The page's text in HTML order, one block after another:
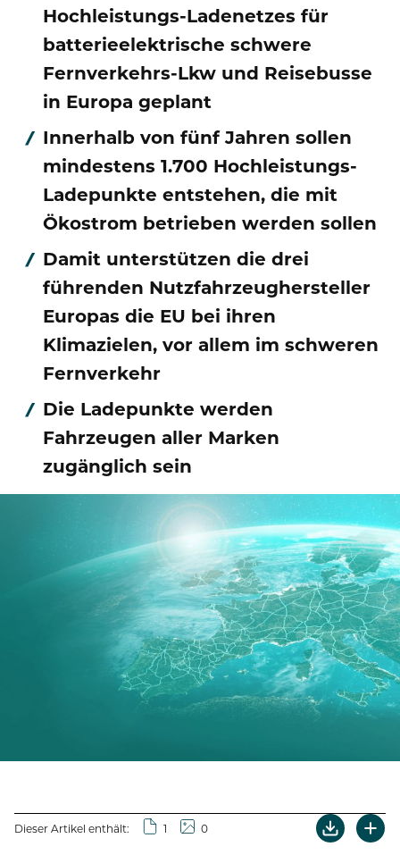
Hauptversammlung
Kontakt & Service
Hinweisgebersystem
Professionals
Absolventen
Datenschutzhinweise
Hochleistungs-Ladenetzes für
batterieelektrische schwere
Fernverkehrs-Lkw und Reisebusse
in Europa geplant
Innerhalb von fünf Jahren sollen
mindestens 1.700 Hochleistungs-
Ladepunkte entstehen, die mit
Ökostrom betrieben werden sollen
Damit unterstützen die drei
führenden Nutzfahrzeughersteller
Europas die EU bei ihren
Klimazielen, vor allem im schweren
Fernverkehr
Die Ladepunkte werden
Fahrzeugen aller Marken
zugänglich sein
Dieser Artikel enthält: 1 0